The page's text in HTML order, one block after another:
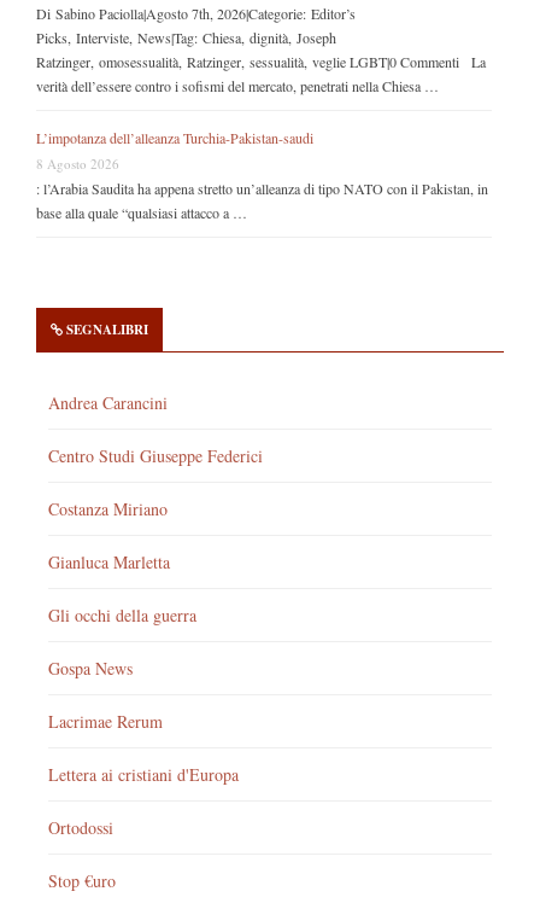
Di Sabino Paciolla|Agosto 7th, 2026|Categorie: Editor’s
Picks, Interviste, News|Tag: Chiesa, dignità, Joseph
Ratzinger, omosessualità, Ratzinger, sessualità, veglie LGBT|0 Commenti La
verità dell’essere contro i sofismi del mercato, penetrati nella Chiesa …
L’impotanza dell’alleanza Turchia-Pakistan-saudi
8 Agosto 2026
: l’Arabia Saudita ha appena stretto un’alleanza di tipo NATO con il Pakistan, in
base alla quale “qualsiasi attacco a …
SEGNALIBRI
Andrea Carancini
Centro Studi Giuseppe Federici
Costanza Miriano
Gianluca Marletta
Gli occhi della guerra
Gospa News
Lacrimae Rerum
Lettera ai cristiani d'Europa
Ortodossi
Stop €uro